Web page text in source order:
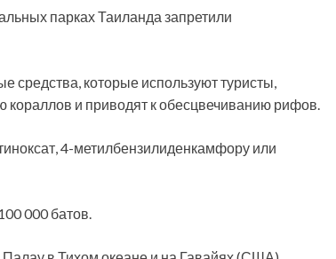
парках Таиланда запретили
средства, которые используют туристы,
кораллов и приводят к обесцвечиванию рифов.
4-метилбензилиденкамфору или
000 батов.